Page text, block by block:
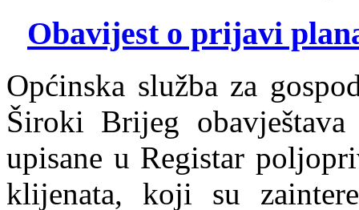
Obavijest o prijavi
Općinska služba za
Široki Brijeg
upisane u Registar
klijenata, koji su